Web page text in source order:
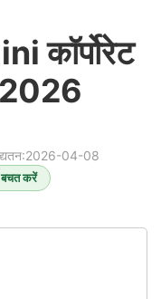
कॉर्पोरेट
04-08
बचत करें